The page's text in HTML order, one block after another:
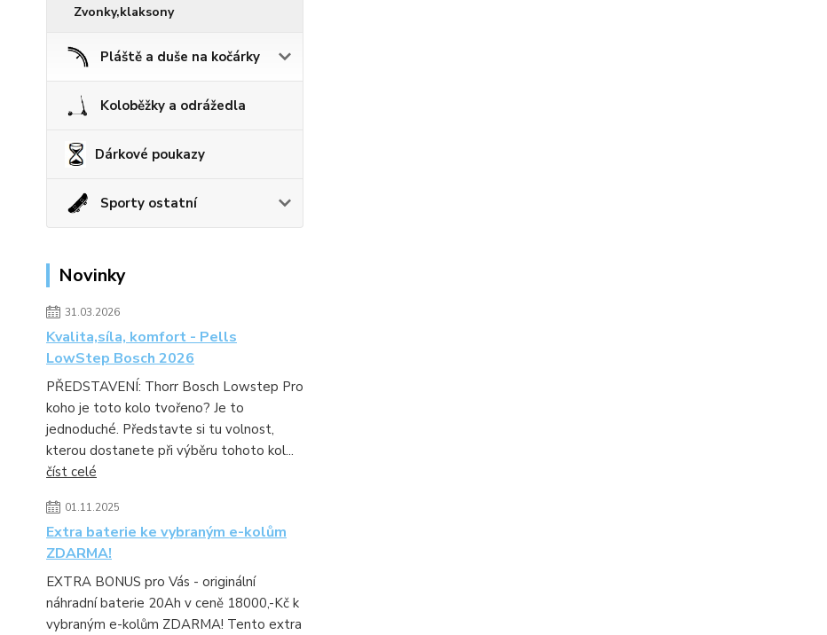
Zvonky,klaksony
Pláště a duše na kočárky
Koloběžky a odrážedla
Dárkové poukazy
Sporty ostatní
Novinky
31.03.2026
Kvalita,síla, komfort - Pells
LowStep Bosch 2026
PŘEDSTAVENÍ: Thorr Bosch Lowstep Pro
koho je toto kolo tvořeno? Je to
jednoduché. Představte si tu volnost,
kterou dostanete při výběru tohoto kol...
číst celé
01.11.2025
Extra baterie ke vybraným e-kolům
ZDARMA!
EXTRA BONUS pro Vás - originální
náhradní baterie 20Ah v ceně 18000,-Kč k
vybraným e-kolům ZDARMA! Tento extra